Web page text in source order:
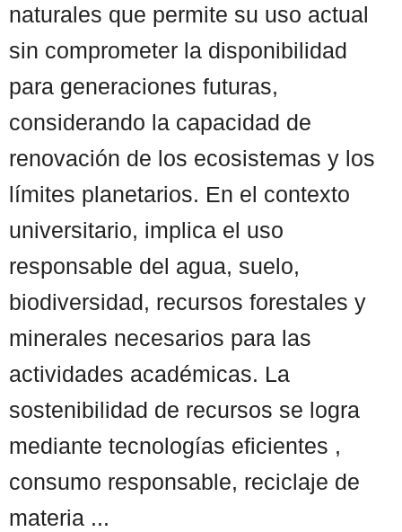
naturales que permite su uso actual
sin comprometer la disponibilidad
para generaciones futuras,
considerando la capacidad de
renovación de los ecosistemas y los
límites planetarios. En el contexto
universitario, implica el uso
responsable del agua, suelo,
biodiversidad, recursos forestales y
minerales necesarios para las
actividades académicas. La
sostenibilidad de recursos se logra
mediante tecnologías eficientes ,
consumo responsable, reciclaje de
materia ...